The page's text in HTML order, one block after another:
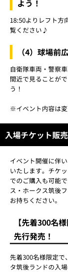
よう！
18:50よりレフト方
覧ください♪
（4）球場前
自衛隊車両・警察
間近で見ることが
う！
※イベント内容は
入場チケット販
イベント開催に伴
いたします。チケ
でのご購入も可能
ス・ホークス筑後
お持ちください。
【先着300名
先行発売！
先着300名様限定で
タ筑後ランドの入